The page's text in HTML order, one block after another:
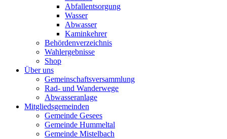
Abfallentsorgung
Wasser
Abwasser
Kaminkehrer
Behördenverzeichnis
Wahlergebnisse
Shop
Über uns
Gemeinschaftsversammlung
Rad- und Wanderwege
Abwasseranlage
Mitgliedsgemeinden
Gemeinde Gesees
Gemeinde Hummeltal
Gemeinde Mistelbach